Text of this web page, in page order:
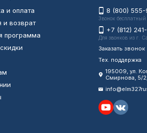
и оплата
и возврат
программа
8 (800)
Звонок
+7 (812)
Для звонков из г.
Заказать звонок
Тех. поддержка
195009, ул.
Смирнова, 5/